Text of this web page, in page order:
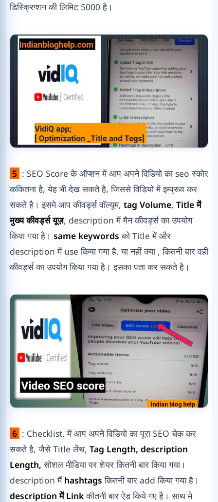
डिस्क्रिप्शन की लिमिट 5000 है।
5 : SEO Score के ऑप्शन में आप अपने विडियो का seo स्कोर
ककितना है, येह भी देख सकते है, जिससे विडियो में इम्प्रूव कर
सकते है। इसमे आप कीवर्ड्स वॉल्यूम, tag Volume, Title में
मुख्य कीवर्ड्स यूज़, description में मैन कीवर्ड्स का उपयोग
किया गया है। same keywords को Title में और
description में use किया गया है, या नहीं क्या , कितनी बार वही
कीवर्ड्स का उपयोग किया गया है। इसका पता कर सकते है।
6 : Checklist, में आप अपने विडियो का पूरा SEO चेक कर
सकते है, जैसे Title लेंथ, Tag Length, description
Length, सोशल मीडिया पर शेयर कितनी बार किया गया।
description मैं hashtags कितनी बार add किया गया है।
description में Linkकीतनी बार ऐड किये गए है। साथ मे